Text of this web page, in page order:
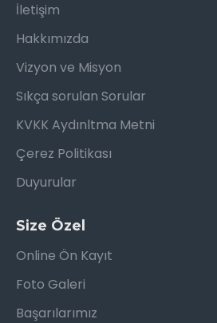
İletişim
Hakkımızda
Vizyon ve Misyon
Sıkça sorulan Sorular
KVKK Aydınltma Metni
Çerez Politikası
Duyurular
Size Özel
Online Ön Kayıt
Foto Galeri
Başarılarımız